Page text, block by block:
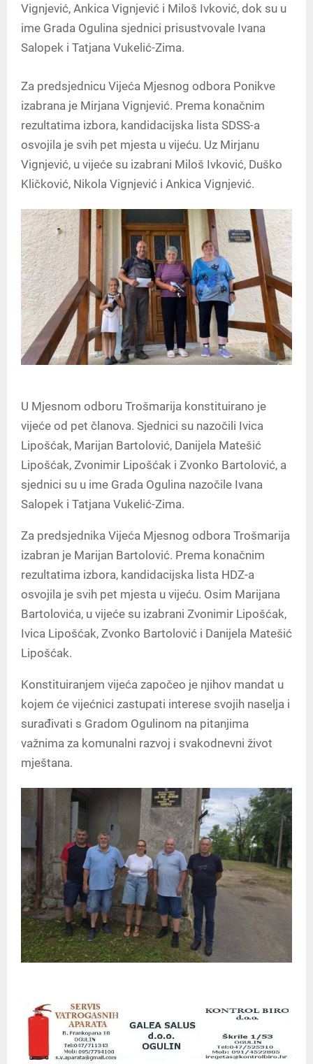
Vignjević, Ankica Vignjević i Miloš Ivković, dok su u
ime Grada Ogulina sjednici prisustvovale Ivana
Salopek i Tatjana Vukelić-Zima.
Za predsjednicu Vijeća Mjesnog odbora Ponikve
izabrana je Mirjana Vignjević. Prema konačnim
rezultatima izbora, kandidacijska lista SDSS-a
osvojila je svih pet mjesta u vijeću. Uz Mirjanu
Vignjević, u vijeće su izabrani Miloš Ivković, Duško
Kličković, Nikola Vignjević i Ankica Vignjević.
U Mjesnom odboru Trošmarija konstituirano je
vijeće od pet članova. Sjednici su nazočili Ivica
Lipošćak, Marijan Bartolović, Danijela Matešić
Lipošćak, Zvonimir Lipošćak i Zvonko Bartolović, a
sjednici su u ime Grada Ogulina nazočile Ivana
Salopek i Tatjana Vukelić-Zima.
Za predsjednika Vijeća Mjesnog odbora Trošmarija
izabran je Marijan Bartolović. Prema konačnim
rezultatima izbora, kandidacijska lista HDZ-a
osvojila je svih pet mjesta u vijeću. Osim Marijana
Bartolovića, u vijeće su izabrani Zvonimir Lipošćak,
Ivica Lipošćak, Zvonko Bartolović i Danijela Matešić
Lipošćak.
Konstituiranjem vijeća započeo je njihov mandat u
kojem će vijećnici zastupati interese svojih naselja i
surađivati s Gradom Ogulinom na pitanjima
važnima za komunalni razvoj i svakodnevni život
mještana.